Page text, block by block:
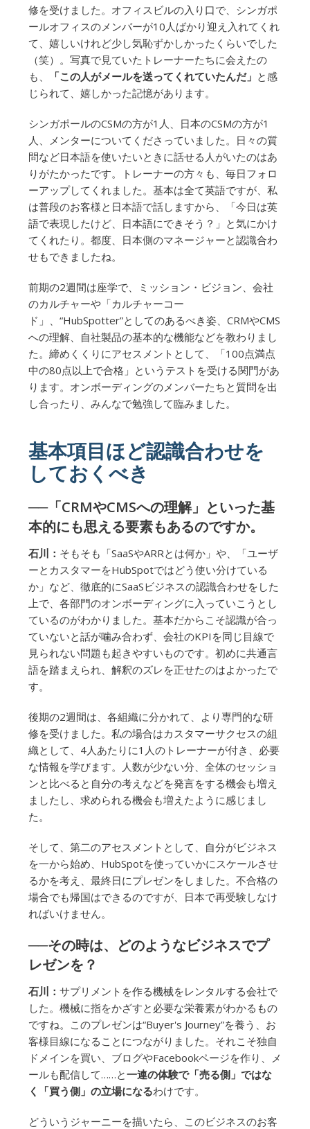
修を受けました。オフィスビルの入り口で、シンガポ
ールオフィスのメンバーが10人ばかり迎え入れてくれ
て、嬉しいけれど少し気恥ずかしかったくらいでした
（笑）。写真で見ていたトレーナーたちに会えたの
も、
「この人がメールを送ってくれていたんだ」 と感
じられて、嬉しかった記憶があります。
シンガポールのCSMの方が1人、日本のCSMの方が1
人、メンターについてくださっていました。日々の質
問など日本語を使いたいときに話せる人がいたのはあ
りがたかったです。トレーナーの方々も、毎日フォロ
ーアップしてくれました。基本は全て英語ですが、私
は普段のお客様と日本語で話しますから、「今日は英
語で表現したけど、日本語にできそう？」と気にかけ
てくれたり。都度、日本側のマネージャーと認識合わ
せもできましたね。
前期の2週間は座学で、ミッション・ビジョン、会社
のカルチャーや「カルチャーコー
ド」、“HubSpotter”としてのあるべき姿、CRMやCMS
への理解、自社製品の基本的な機能などを教わりまし
た。締めくくりにアセスメントとして、「100点満点
中の80点以上で合格」というテストを受ける関門があ
ります。オンボーディングのメンバーたちと質問を出
し合ったり、みんなで勉強して臨みました。
基本項目ほど認識合わせを
しておくべき
──「CRMやCMSへの理解」といった基
本的にも思える要素もあるのですか。
石川： そもそも「SaaSやARRとは何か」や、「ユーザ
ーとカスタマーをHubSpotではどう使い分けている
か」など、徹底的にSaaSビジネスの認識合わせをした
上で、各部門のオンボーディングに入っていこうとし
ているのがわかりました。基本だからこそ認識が合っ
ていないと話が噛み合わず、会社のKPIを同じ目線で
見られない問題も起きやすいものです。初めに共通言
語を踏まえられ、解釈のズレを正せたのはよかったで
す。
後期の2週間は、各組織に分かれて、より専門的な研
修を受けました。私の場合はカスタマーサクセスの組
織として、4人あたりに1人のトレーナーが付き、必要
な情報を学びます。人数が少ない分、全体のセッショ
ンと比べると自分の考えなどを発言をする機会も増え
ましたし、求められる機会も増えたように感じまし
た。
そして、第二のアセスメントとして、自分がビジネス
を一から始め、HubSpotを使っていかにスケールさせ
るかを考え、最終日にプレゼンをしました。不合格の
場合でも帰国はできるのですが、日本で再受験しなけ
ればいけません。
──その時は、どのようなビジネスでプ
レゼンを？
石川： サプリメントを作る機械をレンタルする会社で
した。機械に指をかざすと必要な栄養素がわかるもの
ですね。このプレゼンは“Buyer's Journey”を養う、お
客様目線になることにつながりました。それこそ独自
ドメインを買い、ブログやFacebookページを作り、メ
ールも配信して……と一連の体験で「売る側」ではな
く「買う側」の立場になるわけです。
どういうジャーニーを描いたら、このビジネスのお客